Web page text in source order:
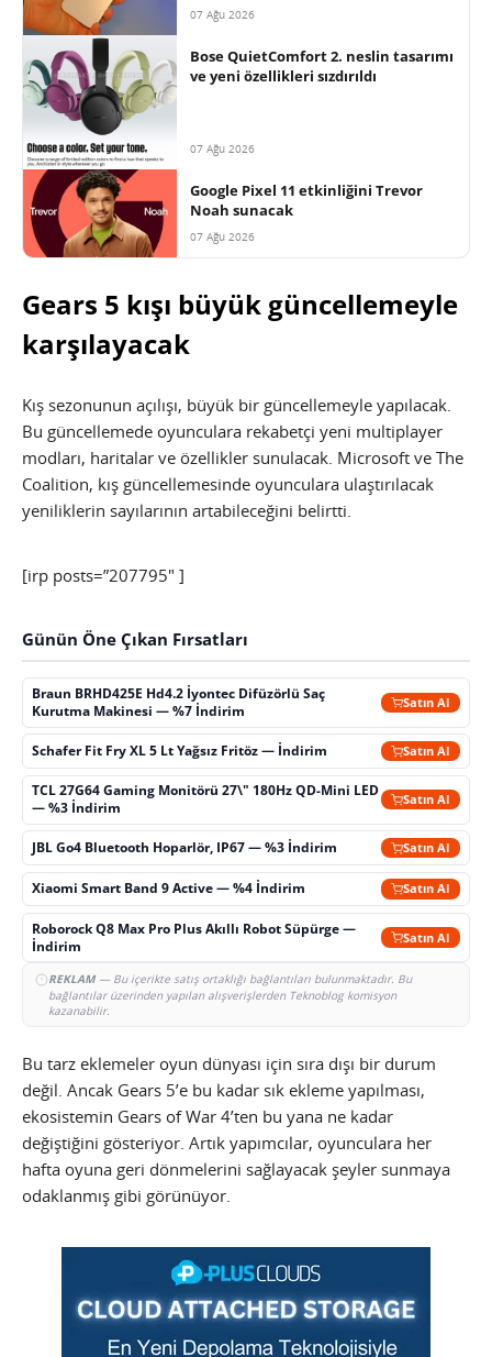
07 Ağu 2026
Bose QuietComfort 2. neslin tasarımı
ve yeni özellikleri sızdırıldı
07 Ağu 2026
Google Pixel 11 etkinliğini Trevor
Noah sunacak
07 Ağu 2026
Gears 5 kışı büyük güncellemeyle
karşılayacak
Kış sezonunun açılışı, büyük bir güncellemeyle yapılacak.
Bu güncellemede oyunculara rekabetçi yeni multiplayer
modları, haritalar ve özellikler sunulacak. Microsoft ve The
Coalition, kış güncellemesinde oyunculara ulaştırılacak
yeniliklerin sayılarının artabileceğini belirtti.
[irp posts=”207795″ ]
Günün Öne Çıkan Fırsatları
Braun BRHD425E Hd4.2 İyontec Difüzörlü Saç
Kurutma Makinesi — %7 İndirim
Satın Al
Schafer Fit Fry XL 5 Lt Yağsız Fritöz — İndirim Satın Al
TCL 27G64 Gaming Monitörü 27\" 180Hz QD-Mini LED
— %3 İndirim
Satın Al
JBL Go4 Bluetooth Hoparlör, IP67 — %3 İndirim Satın Al
Xiaomi Smart Band 9 Active — %4 İndirim Satın Al
Roborock Q8 Max Pro Plus Akıllı Robot Süpürge —
İndirim
Satın Al
REKLAM— Bu içerikte satış ortaklığı bağlantıları bulunmaktadır. Bu
bağlantılar üzerinden yapılan alışverişlerden Teknoblog komisyon
kazanabilir.
Bu tarz eklemeler oyun dünyası için sıra dışı bir durum
değil. Ancak Gears 5’e bu kadar sık ekleme yapılması,
ekosistemin Gears of War 4’ten bu yana ne kadar
değiştiğini gösteriyor. Artık yapımcılar, oyunculara her
hafta oyuna geri dönmelerini sağlayacak şeyler sunmaya
odaklanmış gibi görünüyor.